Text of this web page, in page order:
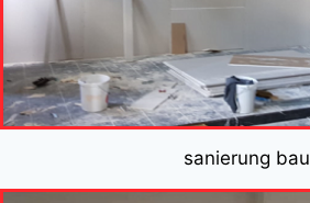
sanierung bau